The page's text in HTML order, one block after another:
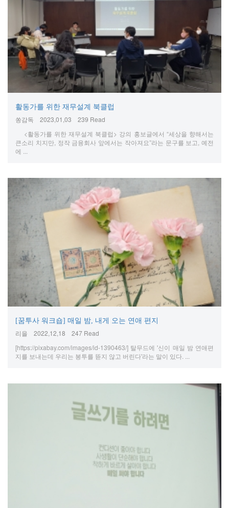
활동가를 위한 재무설계 북클럽
쏭감독 2023,01,03
239 Read
<활동가를 위한 재무설계 북클럽> 강의 홍보글에서 “세상을 향해서는
큰소리 치지만, 정작 금융회사 앞에서는 작아져요”라는 문구를 보고, 예전
에 ...
[꿈투사 워크숍] 매일 밤, 내게 오는 연애 편지
리을 2022,12,18
247 Read
[https://pixabay.com/images/id-1390463/] 탈무드에 '신이 매일 밤 연애편
지를 보내는데 우리는 봉투를 뜯지 않고 버린다'라는 말이 있다. ...